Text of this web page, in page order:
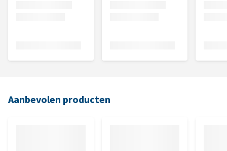
Aanbevolen producten